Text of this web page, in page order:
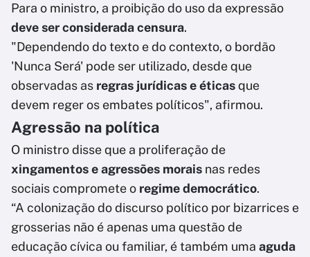
Para o ministro, a proibição do uso da expressão
deve ser considerada censura.
"Dependendo do texto e do contexto, o bordão
'Nunca Será' pode ser utilizado, desde que
observadas as regras jurídicas e éticasque
devem reger os embates políticos", afirmou.
Agressão na política
O ministro disse que a proliferação de
xingamentos e agressões morais nas redes
sociais compromete o regime democrático.
“A colonização do discurso político por bizarrices e
grosserias não é apenas uma questão de
educação cívica ou familiar, é também uma aguda